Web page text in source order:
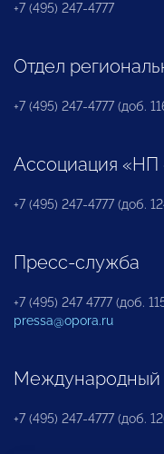
+7 (495) 247-4777
Отдел
+7 (495) 247-4777 (доб.
Ассоциация
+7 (495) 247-4777 (доб.
Пресс-служба
+7 (495) 247 4777 (доб.
pressa@opora.ru
+7 (495) 247-4777 (доб.